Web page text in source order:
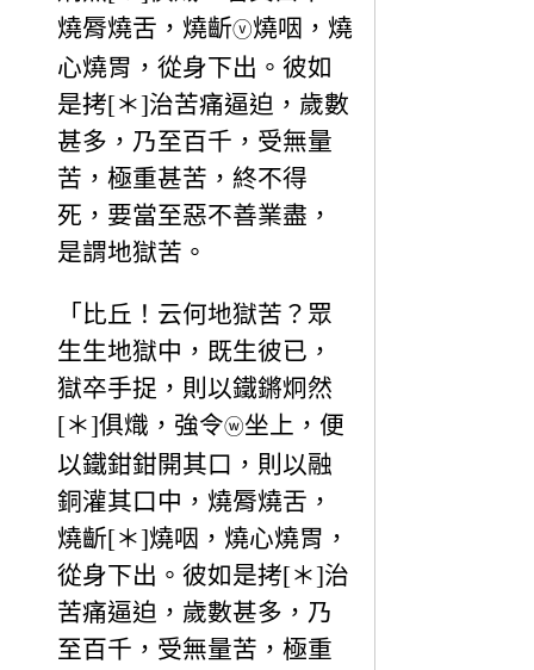
燒脣燒舌，燒齗ⓥ燒咽，燒
心燒胃，從身下出。彼如
是拷[＊]治苦痛逼迫，歲數
甚多，乃至百千，受無量
苦，極重甚苦，終不得
死，要當至惡不善業盡，
是謂地獄苦。
「比丘！云何地獄苦？眾
生生地獄中，既生彼已，
獄卒手捉，則以鐵鏘炯然
[＊]俱熾，強令ⓦ坐上，便
以鐵鉗鉗開其口，則以融
銅灌其口中，燒脣燒舌，
燒齗[＊]燒咽，燒心燒胃，
從身下出。彼如是拷[＊]治
苦痛逼迫，歲數甚多，乃
至百千，受無量苦，極重